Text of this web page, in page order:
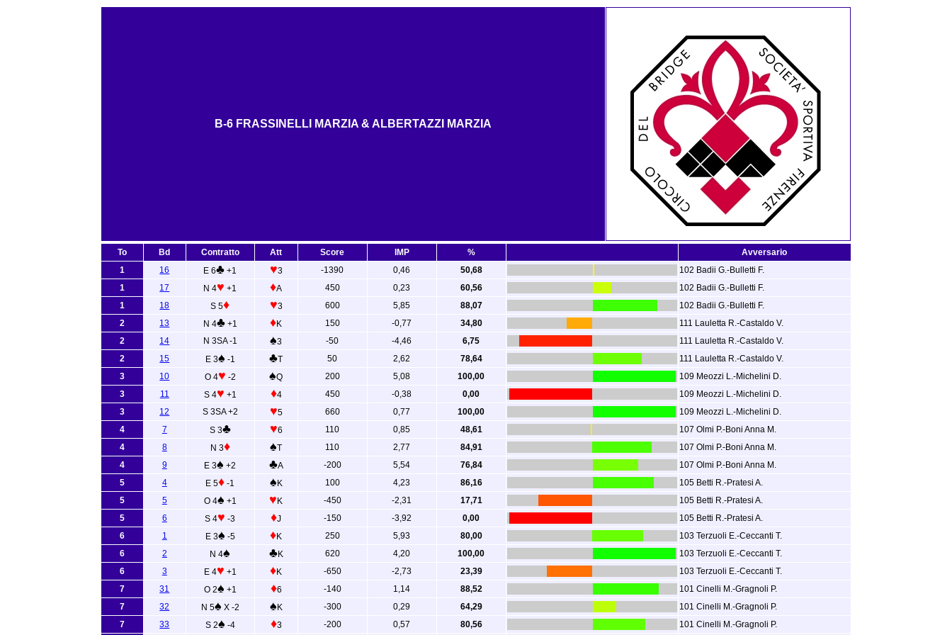
B-6 FRASSINELLI MARZIA & ALBERTAZZI MARZIA
To Bd Contratto Att Score IMP %
Avversario
1
16 E 6♣ +1 ♥3 -1390 0,46 50,68
102 Badii G.-Bulletti F.
1
17 N 4♥ +1 ♦A 450 0,23 60,56
102 Badii G.-Bulletti F.
1
18 S 5♦ ♥3 600 5,85 88,07
102 Badii G.-Bulletti F.
2
13 N 4♣+1 ♦K 150 -0,77 34,80
111 Lauletta R.-Castaldo V.
2
14 N 3SA -1 ♠3 -50 -4,46 6,75
111 Lauletta R.-Castaldo V.
2
15 E 3♠ -1 ♣T 50 2,62 78,64
111 Lauletta R.-Castaldo V.
3
10 O 4♥ -2 ♠Q 200 5,08 100,00
109 Meozzi L.-Michelini D.
3
11 S 4♥ +1 ♦4 450 -0,38 0,00
109 Meozzi L.-Michelini D.
3
12 S 3SA +2 ♥5 660 0,77 100,00
109 Meozzi L.-Michelini D.
4
7 S 3♣ ♥6 110 0,85 48,61
107 Olmi P.-Boni Anna M.
4
8 N 3♦ ♠T 110 2,77 84,91
107 Olmi P.-Boni Anna M.
4
9 E 3♠ +2 ♣A -200 5,54 76,84
107 Olmi P.-Boni Anna M.
5
4 E 5♦ -1 ♠ K 100 4,23 86,16
105 Betti R.-Pratesi A.
5
5 O 4♠ +1 ♥ K -450 -2,31 17,71
105 Betti R.-Pratesi A.
5
6 S 4♥ -3 ♦J -150 -3,92 0,00
105 Betti R.-Pratesi A.
6
1 E 3♠ -5 ♦K 250 5,93 80,00
103 Terzuoli E.-Ceccanti T.
6
2 N 4♠ ♣K 620 4,20 100,00
103 Terzuoli E.-Ceccanti T.
6
3 E 4♥ +1 ♦K -650 -2,73 23,39
103 Terzuoli E.-Ceccanti T.
7
31 O 2♠ +1 ♦6 -140 1,14 88,52
101 Cinelli M.-Gragnoli P.
7
32 N 5♠ X -2 ♠ K -300 0,29 64,29
101 Cinelli M.-Gragnoli P.
7
33 S 2♠ -4 ♦3 -200 0,57 80,56 101 Cinelli M.-Gragnoli P.